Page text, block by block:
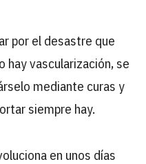
por el desastre que
vascularización, se
mediante curas y
siempre hay.
en unos días